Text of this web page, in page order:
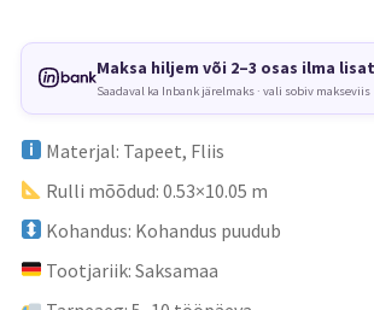
Maksa hiljem või 2–3 osas ilma
Saadaval ka Inbank järelmaks · vali sobiv makseviis
Materjal: Tapeet, Fliis
Rulli mõõdud: 0.53×10.05 m
Kohandus: Kohandus puudub
Tootjariik: Saksamaa